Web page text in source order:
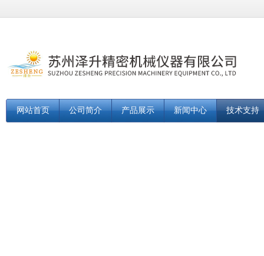
网站首页 公司简介 产品展示 新闻中心 技术支持